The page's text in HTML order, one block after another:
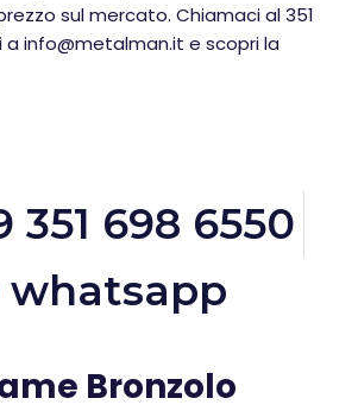
sul mercato. Chiamaci al 351
a info@metalman.it e scopri la
351 698 6550
whatsapp
Bronzolo